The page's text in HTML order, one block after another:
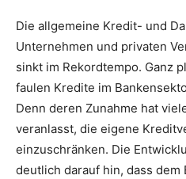
Die allgemeine Kredit- und
Unternehmen und privaten
sinkt im Rekordtempo. Ganz
faulen Kredite im
Denn deren Zunahme hat
veranlasst, die eigene
einzuschränken. Die
deutlich darauf hin, dass dem